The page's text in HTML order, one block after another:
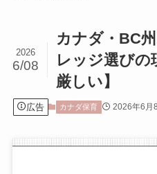
カナダ・BC
レッジ選びの
厳しい】
2026
6/08
広告 カナダ保育 2026年6月